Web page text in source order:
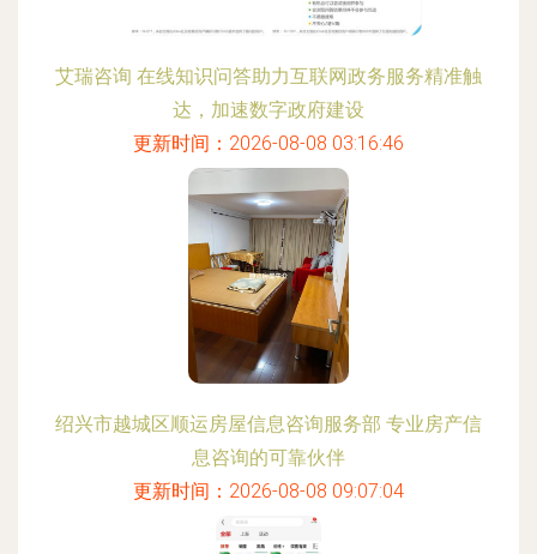
艾瑞咨询 在线知识问答助力互联网政务服务精准触
达，加速数字政府建设
更新时间：2026-08-08 03:16:46
绍兴市越城区顺运房屋信息咨询服务部 专业房产信
息咨询的可靠伙伴
更新时间：2026-08-08 09:07:04